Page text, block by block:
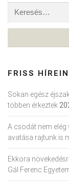
Keresés:
FRISS
Sokan egész
többen érkeztek
A csodát nem
avatása rajtunk is
Ekkora
Gál Ferenc